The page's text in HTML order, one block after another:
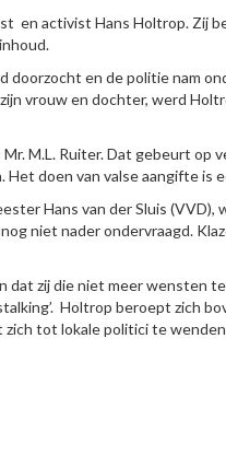
en activist Hans Holtrop. Zij
doorzocht en de politie nam
vrouw en dochter, werd
M.L. Ruiter. Dat gebeurt op
Het doen van valse aangifte is
Hans van der Sluis (VVD),
niet nader ondervraagd.
dat zij die niet meer wensten
Holtrop beroept zich
zich tot lokale politici te